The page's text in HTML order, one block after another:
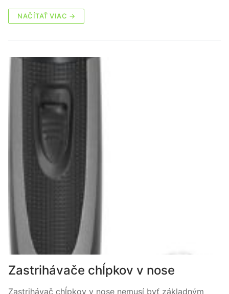
NAČÍTAŤ VIAC →
Zastrihávače chĺpkov v nose
Zastrihávač chĺpkov v nose nemusí byť základným